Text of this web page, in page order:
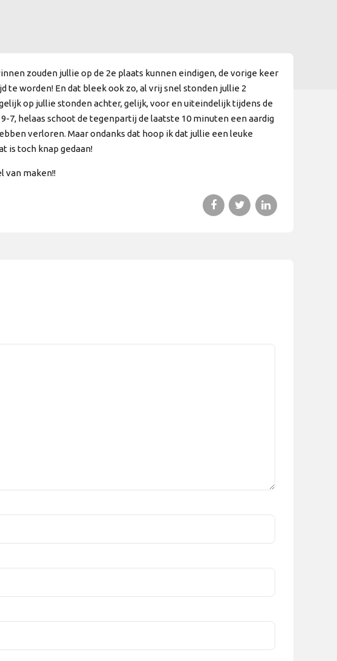
zouden jullie op de 2e plaats kunnen eindigen, de vorige keer
worden! En dat bleek ook zo, al vrij snel stonden jullie 2
op jullie stonden achter, gelijk, voor en uiteindelijk tijdens de
7, helaas schoot de tegenpartij de laatste 10 minuten een aardig
verloren. Maar ondanks dat hoop ik dat jullie een leuke
is toch knap gedaan!
van maken!!